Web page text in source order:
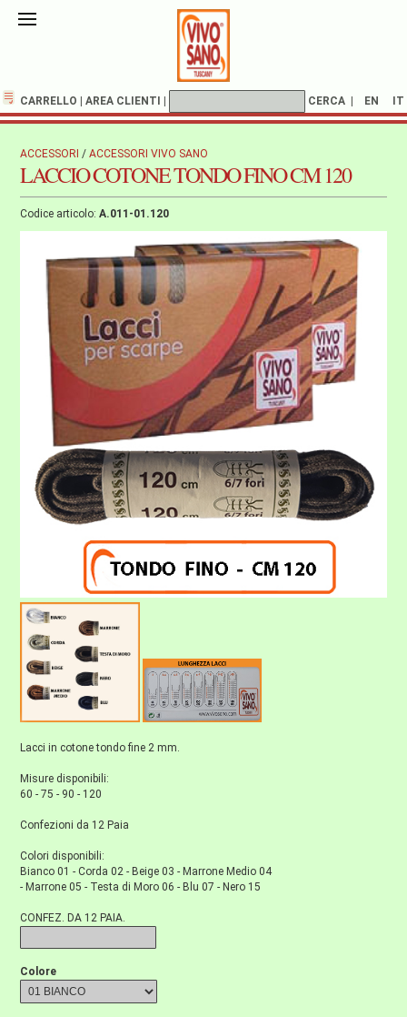
CARRELLO AREA CLIENTI CERCA EN IT
ACCESSORI /ACCESSORI VIVO SANO
LACCIO COTONE TONDO FINO CM 120
Codice articolo:A.011-01.120
Lacci in cotone tondo fine 2 mm.
Misure disponibili:
60 - 75 - 90 - 120
Confezioni da 12 Paia
Colori disponibili:
Bianco 01 - Corda 02 - Beige 03 - Marrone Medio 04
- Marrone 05 - Testa di Moro 06 - Blu 07 - Nero 15
CONFEZ. DA 12 PAIA.
Colore